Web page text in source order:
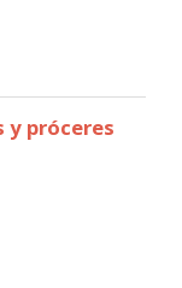
y próceres